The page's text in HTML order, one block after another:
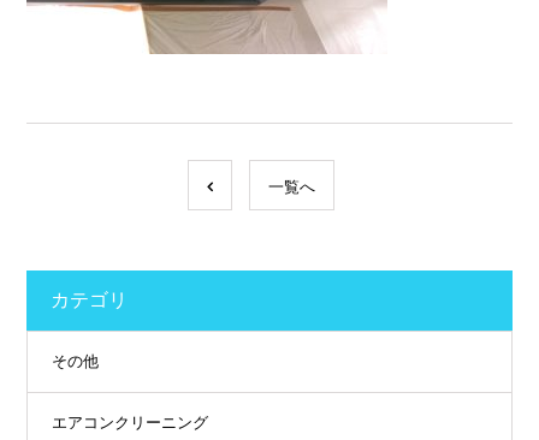
一覧へ
カテゴリ
その他
エアコンクリーニング